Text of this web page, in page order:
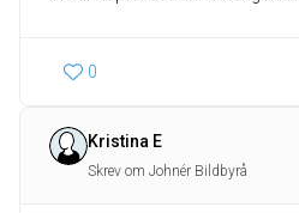
0
Kristina E
Skrev om Johnér Bildbyrå